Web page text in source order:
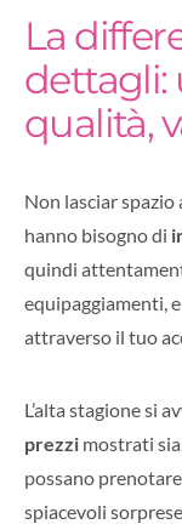
La
dettagli:
qualità,
Non lasciar spazio
hanno bisogno di
quindi
equipaggiamenti,
attraverso il tuo
L’alta stagione si
prezzi mostrati
possano
spiacevoli